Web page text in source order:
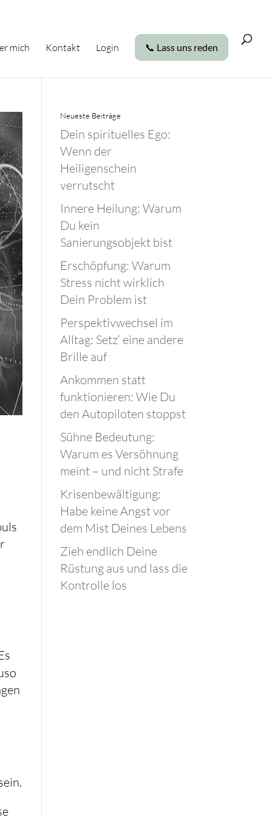
mich Kontakt Login 📞 Lass uns reden
Neueste Beiträge
Dein spirituelles Ego:
Wenn der
Heiligenschein
verrutscht
Innere Heilung: Warum
Du kein
Sanierungsobjekt bist
Erschöpfung: Warum
Stress nicht wirklich
Dein Problem ist
Perspektivwechsel im
Alltag: Setz‘ eine andere
Brille auf
Ankommen statt
funktionieren: Wie Du
den Autopiloten stoppst
Sühne Bedeutung:
Warum es Versöhnung
meint – und nicht Strafe
Krisenbewältigung:
Habe keine Angst vor
dem Mist Deines Lebens
Zieh endlich Deine
Rüstung aus und lass die
Kontrolle los